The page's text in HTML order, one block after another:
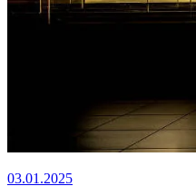
03.01.2025